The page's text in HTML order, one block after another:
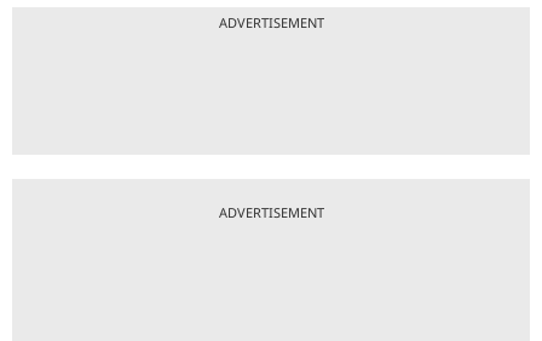
ADVERTISEMENT
ADVERTISEMENT